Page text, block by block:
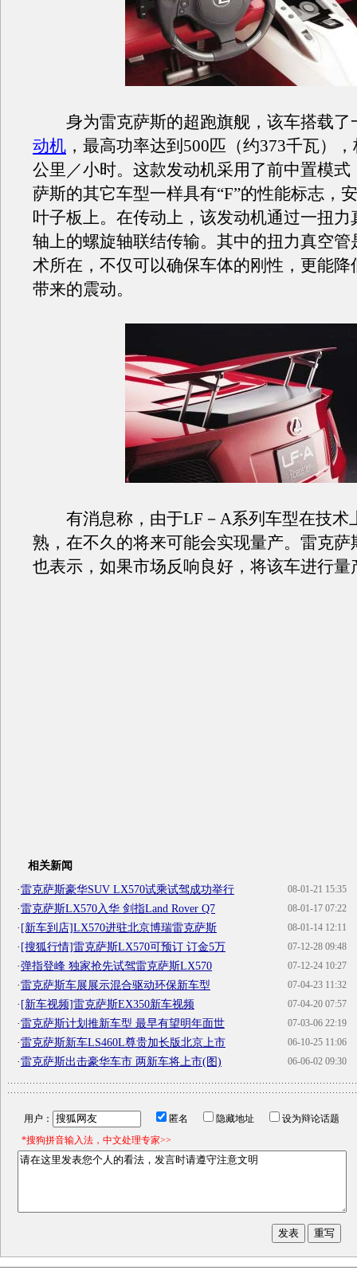
身为雷克萨斯的超跑旗舰，该车搭载了
动机 ，最高功率达到500匹（约373千瓦）
公里／小时。这款发动机采用了前中置模式
萨斯的其它车型一样具有“F”的性能标志，
叶子板上。在传动上，该发动机通过一扭力
轴上的螺旋轴联结传输。其中的扭力真空管
术所在，不仅可以确保车体的刚性，更能降
带来的震动。
有消息称，由于LF－A系列车型在技术
熟，在不久的将来可能会实现量产。雷克萨
也表示，如果市场反响良好，将该车进行量
相关新闻
08-01-21 15:35
·雷克萨斯豪华SUV LX570试乘试驾成功举行
08-01-17 07:22
·雷克萨斯LX570入华 剑指Land Rover Q7
08-01-14 12:11
·[新车到店]LX570进驻北京博瑞雷克萨斯
07-12-28 09:48
·[搜狐行情]雷克萨斯LX570可预订 订金5万
07-12-24 10:27
·弹指登峰 独家抢先试驾雷克萨斯LX570
07-04-23 11:32
·雷克萨斯车展展示混合驱动环保新车型
07-04-20 07:57
·[新车视频]雷克萨斯EX350新车视频
07-03-06 22:19
·雷克萨斯计划推新车型 最早有望明年面世
06-10-25 11:06
·雷克萨斯新车LS460L尊贵加长版北京上市
06-06-02 09:30
·雷克萨斯出击豪华车市 两新车将上市(图)
用户： 匿名 隐藏地址
设为辩论话题
*搜狗拼音输入法，中文处理专家>>